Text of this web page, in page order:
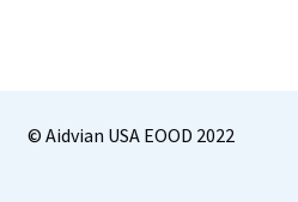
© Aidvian USA EOOD 2022